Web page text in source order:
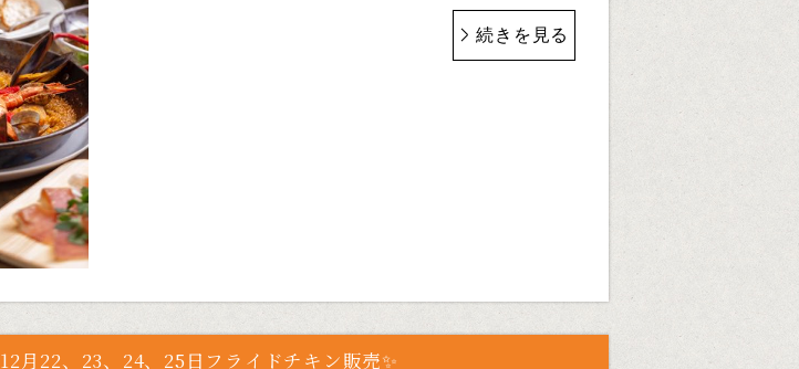
続きを見る
12月22、23、24、25日フライドチキン販売✨